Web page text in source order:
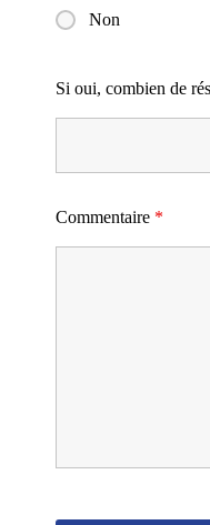
Non
Si oui, combien de
Commentaire *